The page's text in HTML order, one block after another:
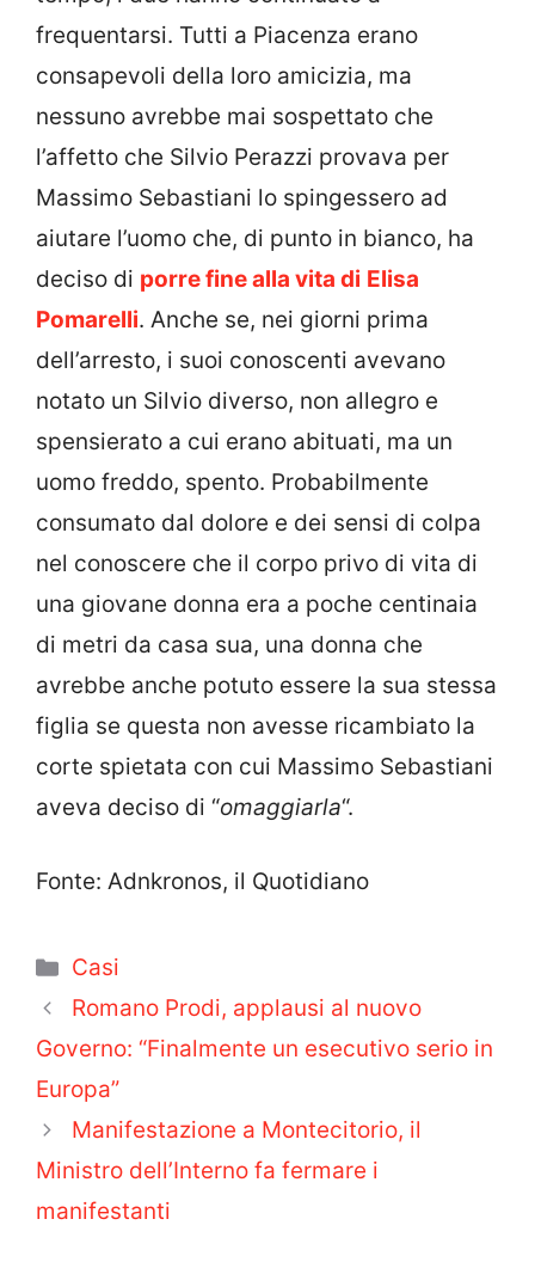
frequentarsi. Tutti a Piacenza erano
consapevoli della loro amicizia, ma
nessuno avrebbe mai sospettato che
l’affetto che Silvio Perazzi provava per
Massimo Sebastiani lo spingessero ad
aiutare l’uomo che, di punto in bianco, ha
deciso di porre fine alla vita di Elisa
Pomarelli. Anche se, nei giorni prima
dell’arresto, i suoi conoscenti avevano
notato un Silvio diverso, non allegro e
spensierato a cui erano abituati, ma un
uomo freddo, spento. Probabilmente
consumato dal dolore e dei sensi di colpa
nel conoscere che il corpo privo di vita di
una giovane donna era a poche centinaia
di metri da casa sua, una donna che
avrebbe anche potuto essere la sua stessa
figlia se questa non avesse ricambiato la
corte spietata con cui Massimo Sebastiani
aveva deciso di “omaggiarla“.
Fonte: Adnkronos, il Quotidiano
Categorie
Casi
Romano Prodi, applausi al nuovo
Governo: “Finalmente un esecutivo serio in
Europa”
Manifestazione a Montecitorio, il
Ministro dell’Interno fa fermare i
manifestanti